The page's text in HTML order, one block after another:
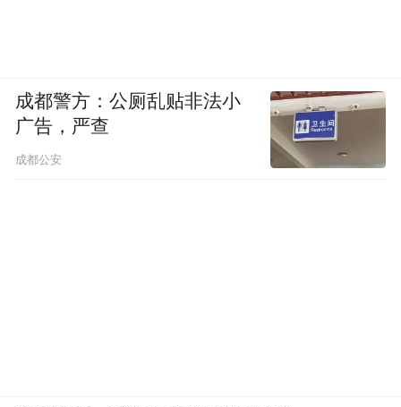
成都警方：公厕乱贴非法小
广告，严查
成都公安